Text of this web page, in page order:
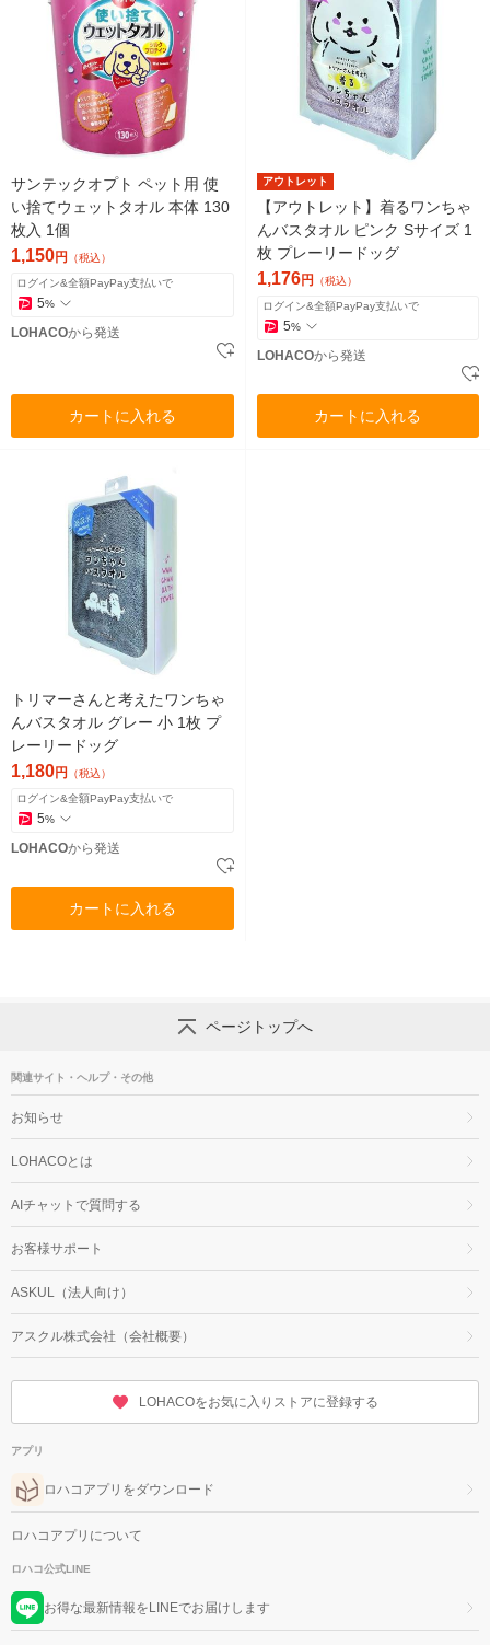
サンテックオプト ペット用 使
い捨てウェットタオル 本体 130
枚入 1個
1,150円 （税込）
ログイン&全額PayPay支払いで
5%
LOHACOから発送
カートに入れる
アウトレット
【アウトレット】着るワンちゃ
んバスタオル ピンク Sサイズ 1
枚 プレーリードッグ
1,176円 （税込）
ログイン&全額PayPay支払いで
5%
LOHACOから発送
カートに入れる
トリマーさんと考えたワンちゃ
んバスタオル グレー 小 1枚 プ
レーリードッグ
1,180円 （税込）
ログイン&全額PayPay支払いで
5%
LOHACOから発送
カートに入れる
ページトップへ
関連サイト・ヘルプ・その他
お知らせ
LOHACOとは
AIチャットで質問する
お客様サポート
ASKUL（法人向け）
アスクル株式会社（会社概要）
LOHACOをお気に入りストアに登録する
アプリ
ロハコアプリをダウンロード
ロハコアプリについて
ロハコ公式LINE
お得な最新情報をLINEでお届けします